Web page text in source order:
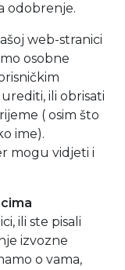
odobrenje.
web-stranici
osobne
ili obrisati
( osim što
ime).
mogu vidjeti i
ili ste pisali
izvozne
o vama,